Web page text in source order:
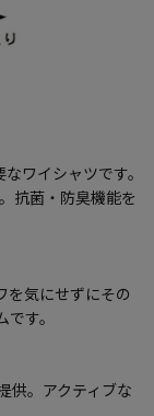
ワイシャツです。
抗菌・防臭機能を
を気にせずにその
す。
供。アクティブな